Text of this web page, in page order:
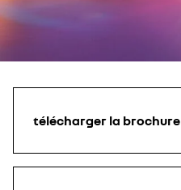
télécharger la brochure